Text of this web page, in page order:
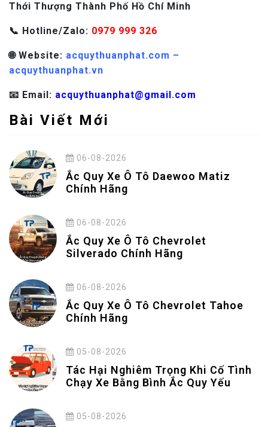
Thới Thượng Thành Phố Hồ Chí Minh
📞 Hotline/Zalo: 0979 999 326
🌐 Website: acquythuanphat.com –
acquythuanphat.vn
📧 Email: acquythuanphat@gmail.com
Bài Viết Mới
06-08-2026
Ắc Quy Xe Ô Tô Daewoo Matiz
Chính Hãng
06-08-2026
Ắc Quy Xe Ô Tô Chevrolet
Silverado Chính Hãng
06-08-2026
Ắc Quy Xe Ô Tô Chevrolet Tahoe
Chính Hãng
05-08-2026
Tác Hại Nghiêm Trọng Khi Cố Tình
Chạy Xe Bằng Bình Ắc Quy Yếu
05-08-2026